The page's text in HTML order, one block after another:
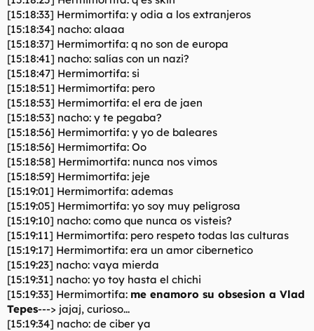
[15:18:33] Hermimortifa: y odia a los extranjeros
[15:18:34] nacho: alaaa
[15:18:37] Hermimortifa: q no son de europa
[15:18:41] nacho: salías con un nazi?
[15:18:47] Hermimortifa: si
[15:18:51] Hermimortifa: pero
[15:18:53] Hermimortifa: el era de jaen
[15:18:53] nacho: y te pegaba?
[15:18:56] Hermimortifa: y yo de baleares
[15:18:56] Hermimortifa: Oo
[15:18:58] Hermimortifa: nunca nos vimos
[15:18:59] Hermimortifa: jeje
[15:19:01] Hermimortifa: ademas
[15:19:05] Hermimortifa: yo soy muy peligrosa
[15:19:10] nacho: como que nunca os visteis?
[15:19:11] Hermimortifa: pero respeto todas las culturas
[15:19:17] Hermimortifa: era un amor cibernetico
[15:19:23] nacho: vaya mierda
[15:19:31] nacho: yo toy hasta el chichi
[15:19:33] Hermimortifa: me enamoro su obsesion a Vlad
Tepes---> jajaj, curioso...
[15:19:34] nacho: de ciber ya